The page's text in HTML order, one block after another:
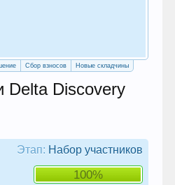
Сбор взносов Новые складчины
Delta Discovery
Этап: Набор участников
100%